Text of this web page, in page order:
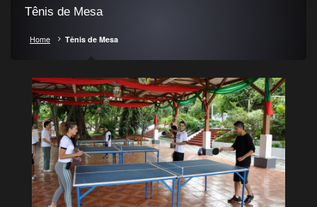
Tênis de Mesa
Home Tênis de Mesa